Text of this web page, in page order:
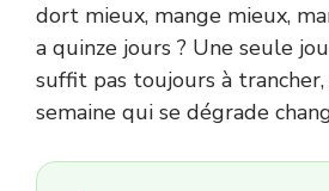
dort mieux, mange mieux,
a quinze jours ? Une seule
suffit pas toujours à trancher,
semaine qui se dégrade